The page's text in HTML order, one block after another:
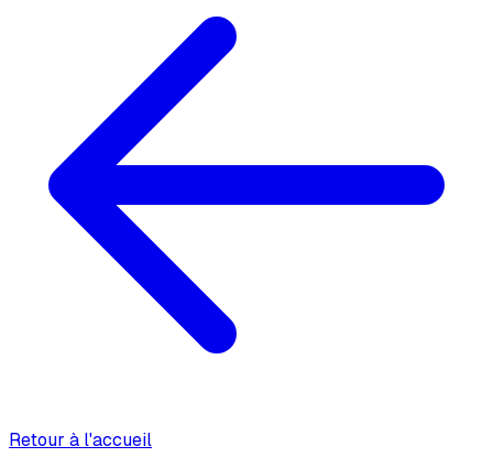
Retour à l'accueil